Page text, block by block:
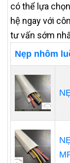
có thể lựa
hệ ngay với
tư vấn sớm
Nẹp nhôm